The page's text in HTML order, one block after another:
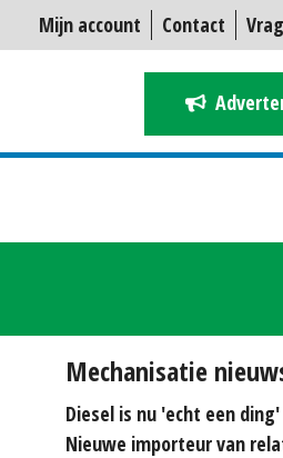
Mijn account Contact
Mechanisatie